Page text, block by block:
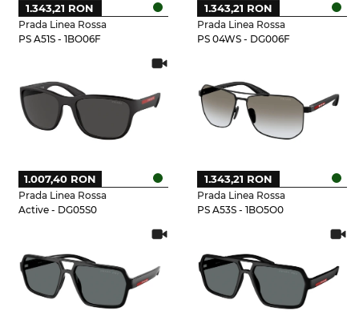
Prada Linea Rossa
PS A51S - 1BO06F
1.343,21 RON
Prada Linea Rossa
PS 04WS - DG006F
1.343,21 RON
Prada Linea Rossa
Active - DG05S0
1.007,40 RON
Prada Linea Rossa
PS A53S - 1BO5O0
1.343,21 RON